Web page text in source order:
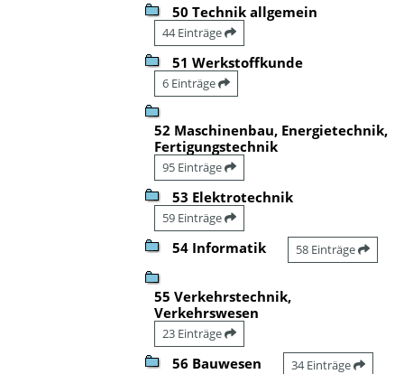
50 Technik allgemein
44 Einträge
51 Werkstoffkunde
6 Einträge
52 Maschinenbau, Energietechnik,
Fertigungstechnik
95 Einträge
53 Elektrotechnik
59 Einträge
54 Informatik 58 Einträge
55 Verkehrstechnik,
Verkehrswesen
23 Einträge
56 Bauwesen 34 Einträge